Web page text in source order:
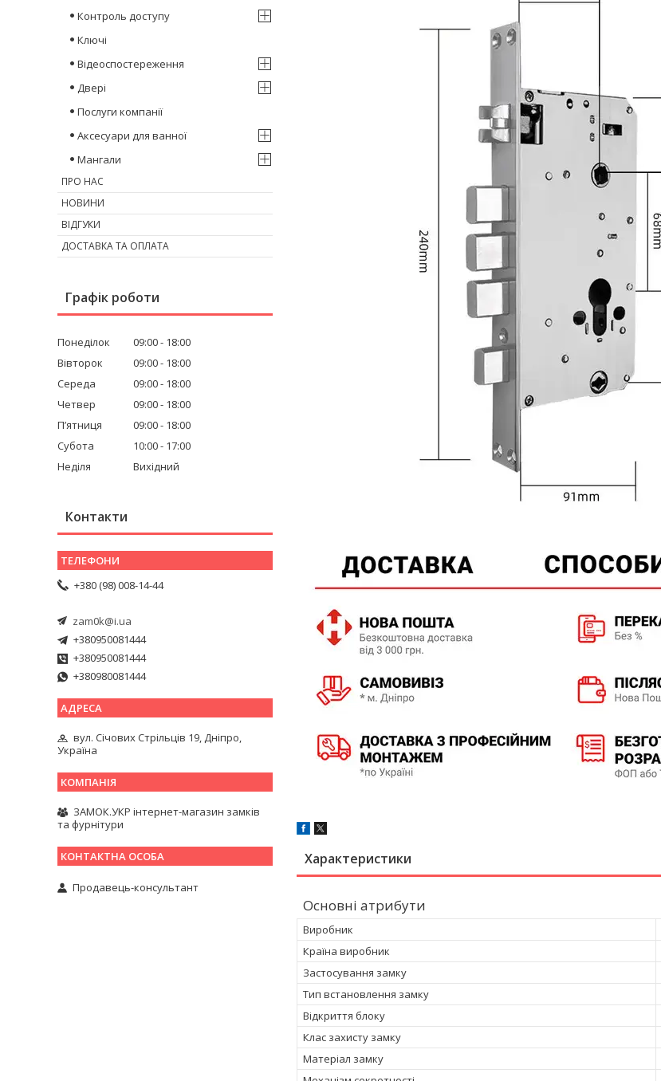
Характеристики
Основні атрибути
Виробник
Країна виробник
Застосування замку
Тип встановлення замку
Відкриття блоку
Клас захисту замку
Матеріал замку
Контроль доступу
Ключі
Відеоспостереження
Двері
Послуги компанії
Аксесуари для ванної
Мангали
ПРО НАС
НОВИНИ
ВІДГУКИ
ДОСТАВКА ТА ОПЛАТА
Графік роботи
Понеділок 09:00
18:00
Вівторок
09:00
18:00
Середа
09:00
18:00
Четвер
09:00
18:00
Пʼятниця
09:00
18:00
Субота
10:00
17:00
Неділя
Вихідний
Контакти
+380 (98) 008-14-44
zam0k@i.ua
+380950081444
+380950081444
+380980081444
вул. Січових Стрільців 19, Дніпро,
Україна
ЗАМОК.УКР інтернет-магазин замків
та фурнітури
Продавець-консультант